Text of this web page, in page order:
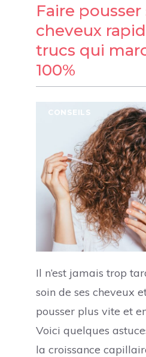
Faire pousser
cheveux
trucs qui
100%
CONSEILS
Il n’est jamais trop
soin de ses cheveux
pousser plus vite et
Voici quelques
la croissance